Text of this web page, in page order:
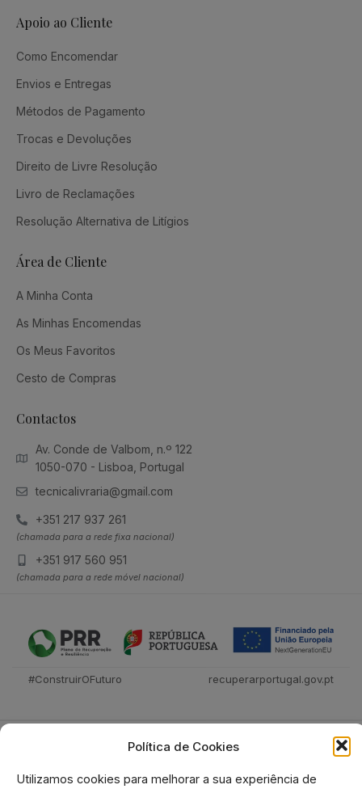
Política de Cookies
Utilizamos cookies para melhorar a sua experiência de
Apoio ao Cliente
Como Encomendar
Envios e Entregas
Métodos de Pagamento
Trocas e Devoluções
Direito de Livre Resolução
Livro de Reclamações
Resolução Alternativa de Litígios
Área de Cliente
A Minha Conta
As Minhas Encomendas
Os Meus Favoritos
Cesto de Compras
Contactos
Av. Conde de Valbom, n.º 122
1050-070 - Lisboa, Portugal
tecnicalivraria@gmail.com
+351 217 937 261
(chamada para a rede fixa nacional)
+351 917 560 951
(chamada para a rede móvel nacional)
#ConstruirOFuturo recuperarportugal.gov.pt